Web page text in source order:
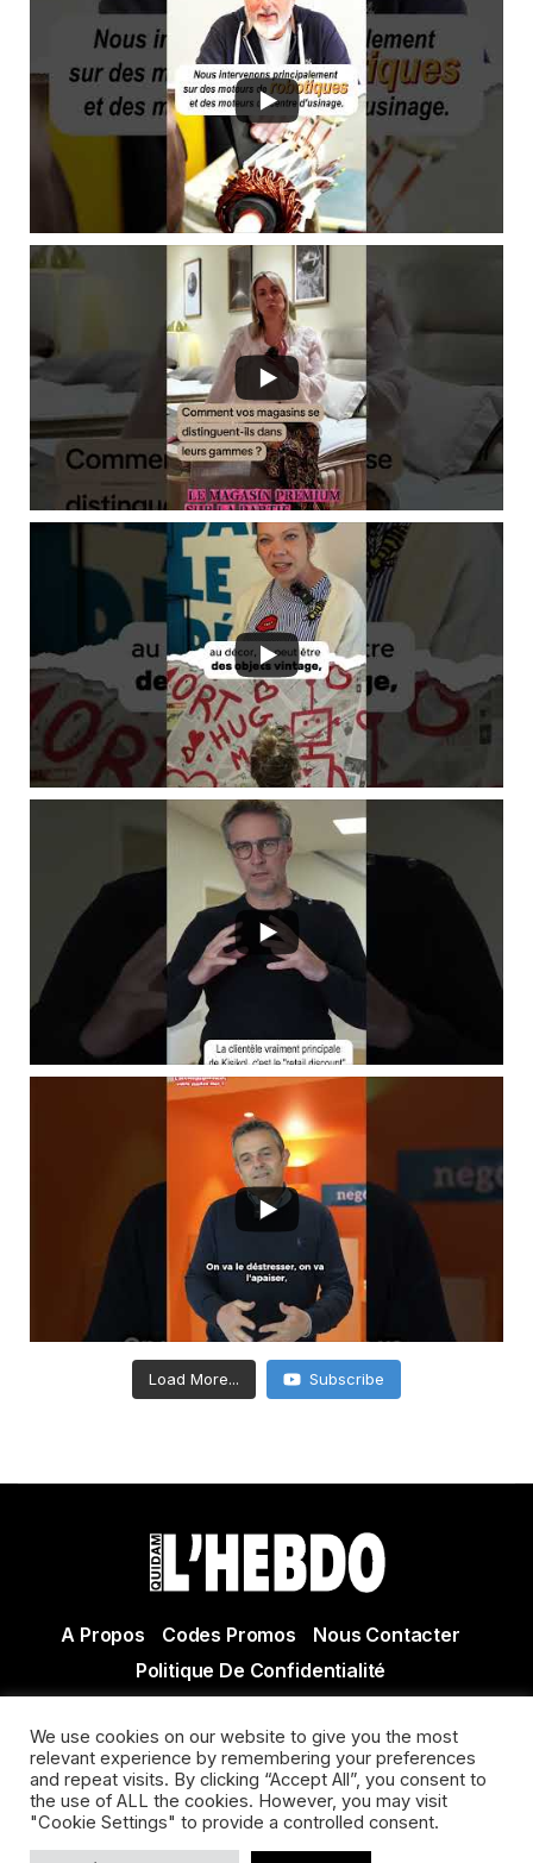
Load More... Subscribe
A Propos Codes Promos
Nous Contacter
Politique De Confidentialité
Actualité Agen - Actualité en lot et Garonne - Actualité
Villeneuve sur Lot
We use cookies on our website to give you the most
relevant experience by remembering your preferences
and repeat visits. By clicking “Accept All”, you consent to
the use of ALL the cookies. However, you may visit
"Cookie Settings" to provide a controlled consent.